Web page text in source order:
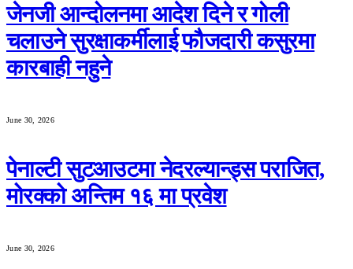
जेनजी आन्दोलनमा आदेश दिने र गोली
चलाउने सुरक्षाकर्मीलाई फौजदारी कसुरमा
कारबाही नहुने
June 30, 2026
पेनाल्टी सुटआउटमा नेदरल्यान्ड्स पराजित,
मोरक्को अन्तिम १६ मा प्रवेश
June 30, 2026